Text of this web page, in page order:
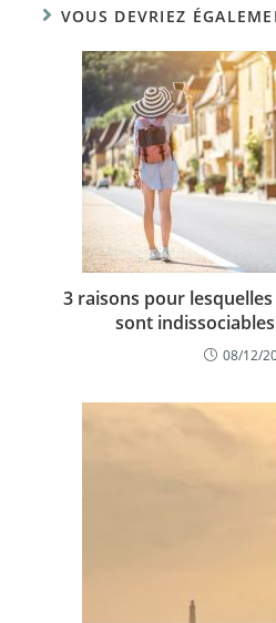
VOUS DEVRIEZ
3 raisons pour
sont
08/12/